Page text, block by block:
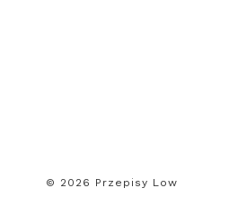
© 2026 Przepisy Low